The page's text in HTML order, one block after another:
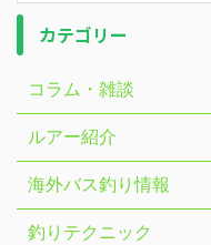
カテゴリー
コラム・雑談
ルアー紹介
海外バス釣り情報
釣りテクニック